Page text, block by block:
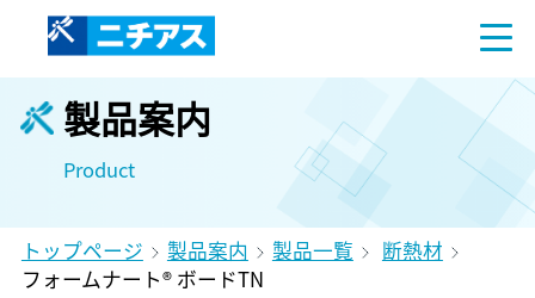
製品案内
Product
トップページ 製品案内 製品一覧
断熱材
フォームナート® ボードTN